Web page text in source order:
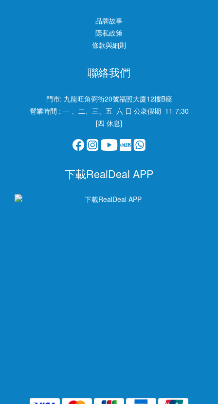
品牌故事
隱私政策
條款與細則
聯絡我們
門市: 九龍旺角弼街20號福照大廈12樓B座
營業時間 : 一 、二、三、五 六 日 公衆假期 11-7:30
[四 休息]
下載RealDeal APP